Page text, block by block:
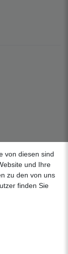
von diesen sind
und Ihre
zu den von uns
finden Sie